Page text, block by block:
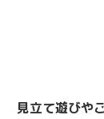
見立て遊びや